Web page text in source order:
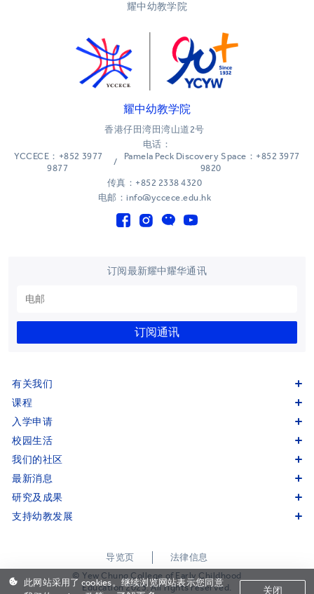
耀中幼教学院
耀中幼教学院
香港仔田湾田湾山道2号
电话：
YCCECE：+852 3977
9877
/
Pamela Peck Discovery Space：+852 3977
9820
传真：+852 2338 4320
电邮：info@yccece.edu.hk
订阅最新耀中耀华通讯
订阅通讯
有关我们
课程
入学申请
校园生活
我们的社区
最新消息
研究及成果
支持幼教发展
导览页
法律信息
© Yew Chung College of Early Childhood
Education 2023. All rights reserved.
此网站采用了 cookies。继续浏览网站表示您同意
关闭